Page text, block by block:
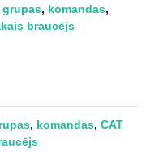
grupas, komandas,
braucējs
, komandas, CAT